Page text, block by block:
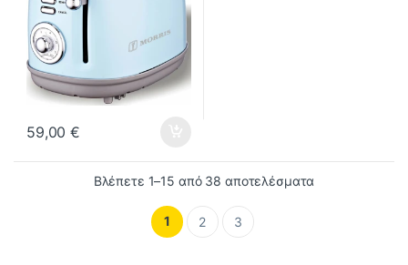
59,00€
Βλέπετε 1–15 από 38 αποτελέσματα
1 2 3